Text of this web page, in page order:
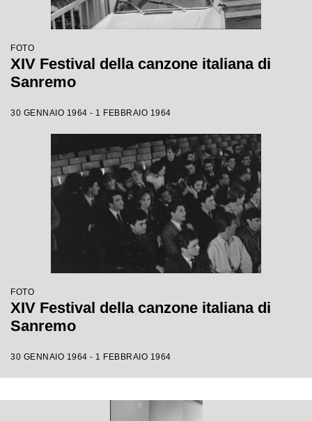
FOTO
XIV Festival della canzone italiana di
Sanremo
30 GENNAIO 1964 - 1 FEBBRAIO 1964
FOTO
XIV Festival della canzone italiana di
Sanremo
30 GENNAIO 1964 - 1 FEBBRAIO 1964